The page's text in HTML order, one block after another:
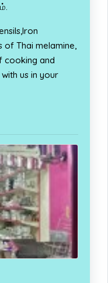
of Thai melamine,
cooking and
us in your